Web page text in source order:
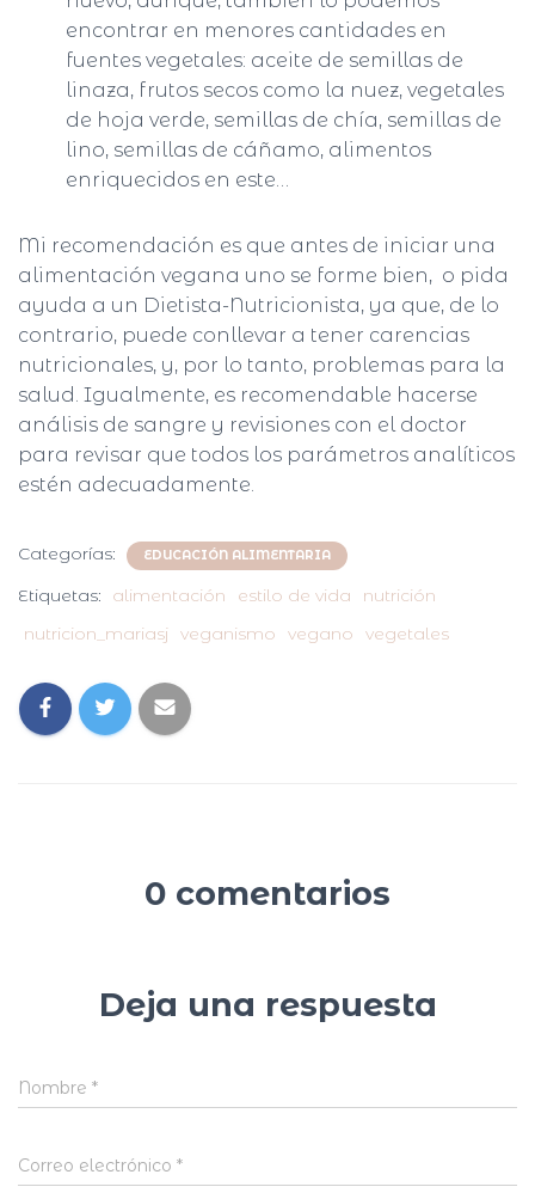
encontrar en menores cantidades en
fuentes vegetales: aceite de semillas de
linaza, frutos secos como la nuez, vegetales
de hoja verde, semillas de chía, semillas de
lino, semillas de cáñamo, alimentos
enriquecidos en este…
Mi recomendación es que antes de iniciar una
alimentación vegana uno se forme bien, o pida
ayuda a un Dietista-Nutricionista, ya que, de lo
contrario, puede conllevar a tener carencias
nutricionales, y, por lo tanto, problemas para la
salud. Igualmente, es recomendable hacerse
análisis de sangre y revisiones con el doctor
para revisar que todos los parámetros analíticos
estén adecuadamente.
Categorías: EDUCACIÓN ALIMENTARIA
Etiquetas: alimentación estilo de vida
nutrición
nutricion_mariasj veganismo vegano vegetales
0 comentarios
Deja una respuesta
Nombre *
Correo electrónico *